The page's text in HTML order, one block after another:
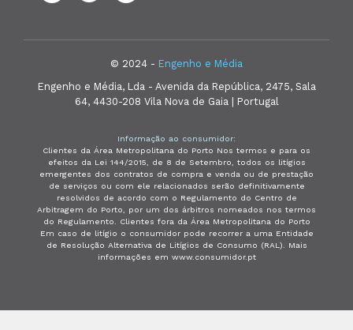
© 2024 - Engenho e Média
Engenho e Média, Lda - Avenida da República, 2475, Sala
64, 4430-208 Vila Nova de Gaia | Portugal
Informação ao consumidor:
Clientes da Área Metropolitana do Porto Nos termos e para os
efeitos da Lei 144/2015, de 8 de Setembro, todos os litígios
emergentes dos contratos de compra e venda ou de prestação
de serviços ou com ele relacionados serão definitivamente
resolvidos de acordo com o Regulamento do Centro de
Arbitragem do Porto, por um dos árbitros nomeados nos termos
do Regulamento. Clientes fora da Área Metropolitana do Porto
Em caso de litígio o consumidor pode recorrer a uma Entidade
de Resolução Alternativa de Litígios de Consumo (RAL). Mais
informações em www.consumidor.pt